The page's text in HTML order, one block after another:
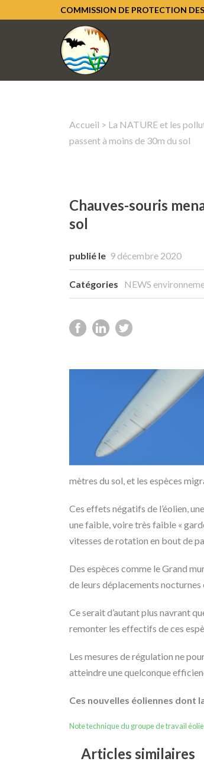
COMMISSION DE PROTECTION
Accueil > La NATURE et les
passent à moins de 30m du sol
Chauves-souris
sol
publié le 9 décembre 2020
Catégories NEWS
mètres du sol, et les espèces
Ces effets négatifs de l’éolien,
une faible, voire très faible «
vitesses de rotation en bout de
Des espèces comme le Grand
de leurs déplacements
Ce serait d’autant plus navrant
remonter les effectifs de ces
Les mesures de régulation ne
atteindre une quelconque
Ces nouvelles éoliennes dont
Note technique du groupe de travail
Articles similaires